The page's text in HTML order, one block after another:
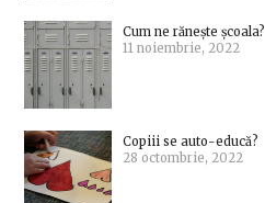
Cum ne rănește școala?
11 noiembrie, 2022
Copiii se auto-educă?
28 octombrie, 2022